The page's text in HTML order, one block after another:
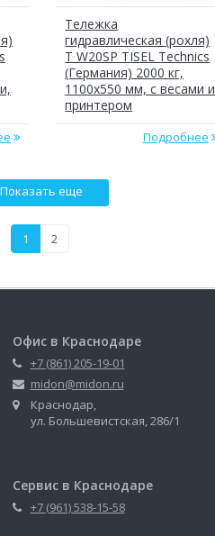
Тележка
гидравлическая (рохля)
T W20SP TISEL Technics
(Германия) 2000 кг,
1100х550 мм, с весами и
принтером
Подробнее
Показать еще
1 2
Офис в Краснодаре
+7 (861) 205-19-01
midon@midon.ru
Краснодар,
ул. Большевистская, 286/1
Сервис в Краснодаре
+7 (961) 538-15-58